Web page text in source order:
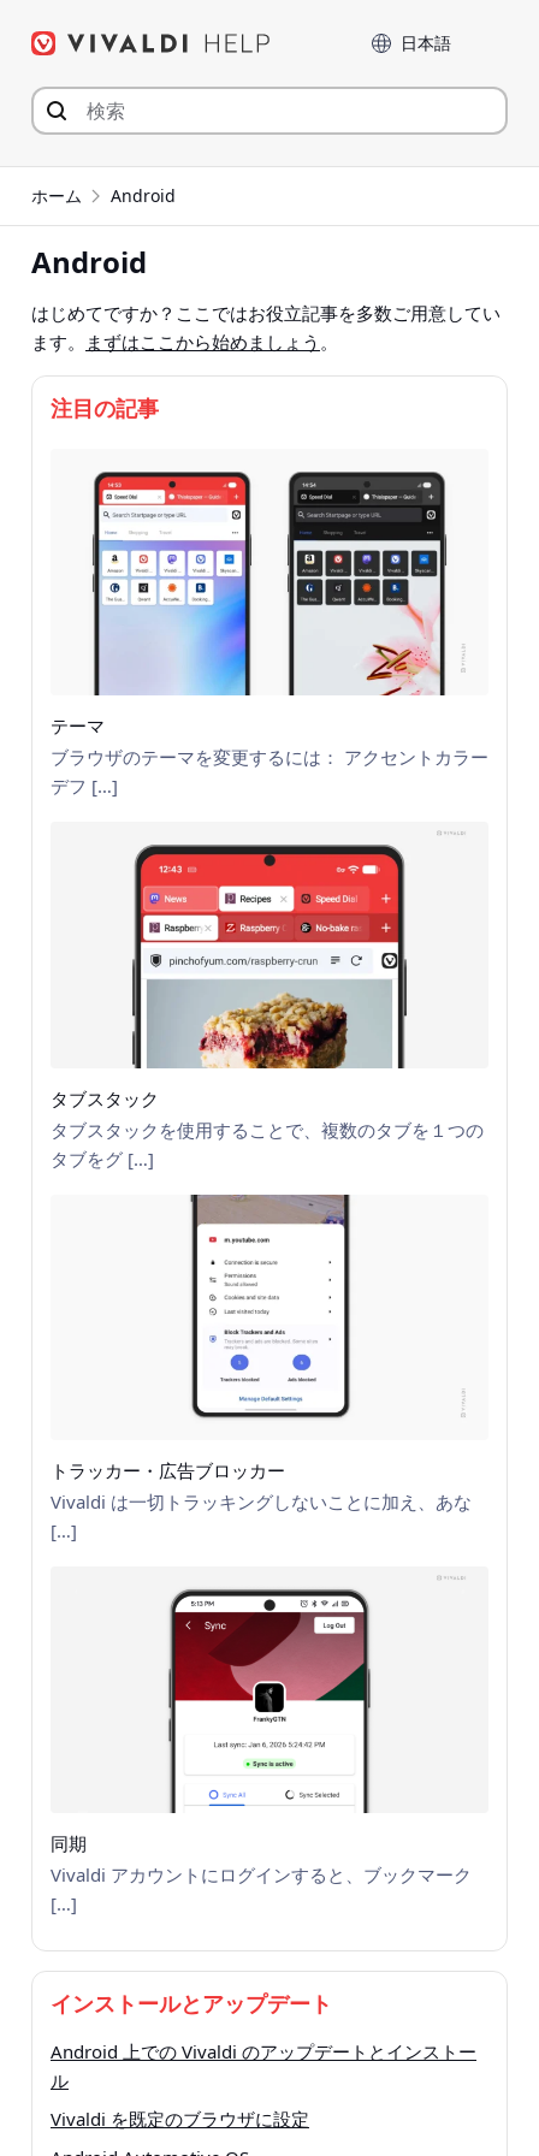
言語
ホーム Android
Android
はじめてですか？ここではお役立記事を多数ご用意してい
ます。
まずはここから始めましょう 。
注目の記事
テーマ
ブラウザのテーマを変更するには： アクセントカラー
デフ […]
タブスタック
タブスタックを使用することで、複数のタブを１つの
タブをグ […]
トラッカー・広告ブロッカー
Vivaldi は一切トラッキングしないことに加え、あな
[…]
同期
Vivaldi アカウントにログインすると、ブックマーク
[…]
インストールとアップデート
Android 上での Vivaldi のアップデートとインストー
ル
Vivaldi を既定のブラウザに設定